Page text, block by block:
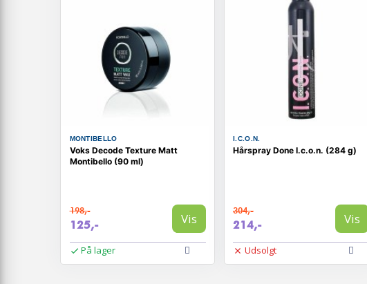
MONTIBELLO
Voks Decode Texture Matt
Montibello (90 ml)
198,-
125,- Vis
På lager
I.C.O.N.
Hårspray Done I.c.o.n. (284 g)
304,-
214,- Vis
Udsolgt